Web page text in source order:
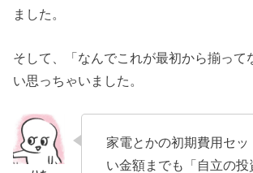
ました。
そして、「なんでこれが最初から揃って
い思っちゃいました。
家電とかの初期費用セッ
い金額までも「自立の投